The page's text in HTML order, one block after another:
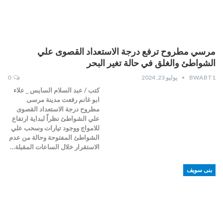
مرسي مطروح ترفع درجة الاستعداد القصوى علي
الشواطئ والغلق في حالة تغير البحر
BWABT1 يوليو 23, 2024 0
كتب / عبد السلام السايس _ علاء
ابو غانم رفعت مدينة مرسى
مطروح درجة الاستعداد القصوى
علي الشواطئ نظراً لبداية ارتفاع
للامواج ووجود تيارات وسحب علي
الشواطئ المفتوحة وحالة من عدم
الاستقرار خلال الساعات المقبلة…
بنى سويف